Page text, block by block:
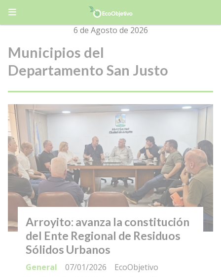
6 de Agosto de 2026
Municipios del
Departamento San Justo
Arroyito: avanza la constitución
del Ente Regional de Residuos
Sólidos Urbanos
EcoObjetivo
General
07/01/2026